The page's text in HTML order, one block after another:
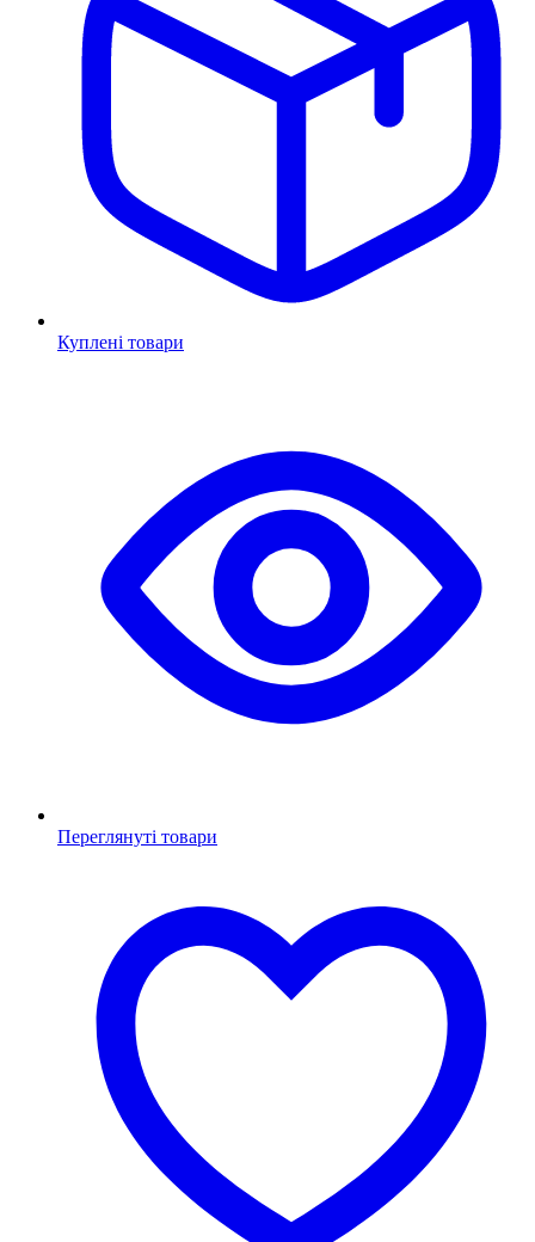
Куплені товари
Переглянуті товари